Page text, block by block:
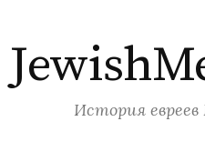
История